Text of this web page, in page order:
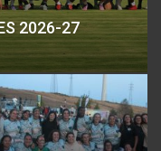
2026-27